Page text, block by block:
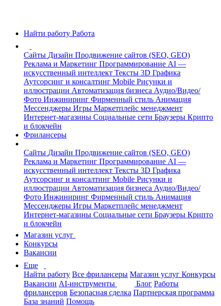
Найти работу Работа
Сайты Дизайн Продвижение сайтов (SEO, GEO)
Реклама и Маркетинг Программирование AI —
искусственный интеллект Тексты 3D Графика
Аутсорсинг и консалтинг Mobile Рисунки и
иллюстрации Автоматизация бизнеса Аудио/Видео/
Фото Инжиниринг Фирменный стиль Анимация
Мессенджеры Игры Маркетплейс менеджмент
Интернет-магазины Социальные сети Браузеры Крипто
и блокчейн
Фрилансеры
Сайты Дизайн Продвижение сайтов (SEO, GEO)
Реклама и Маркетинг Программирование AI —
искусственный интеллект Тексты 3D Графика
Аутсорсинг и консалтинг Mobile Рисунки и
иллюстрации Автоматизация бизнеса Аудио/Видео/
Фото Инжиниринг Фирменный стиль Анимация
Мессенджеры Игры Маркетплейс менеджмент
Интернет-магазины Социальные сети Браузеры Крипто
и блокчейн
Магазин услуг
Конкурсы
Вакансии
Еще
Найти работу Все фрилансеры Магазин услуг Конкурсы
Вакансии AI-инструменты Блог Работы
фрилансеров Безопасная сделка Партнерская программа
База знаний Помощь